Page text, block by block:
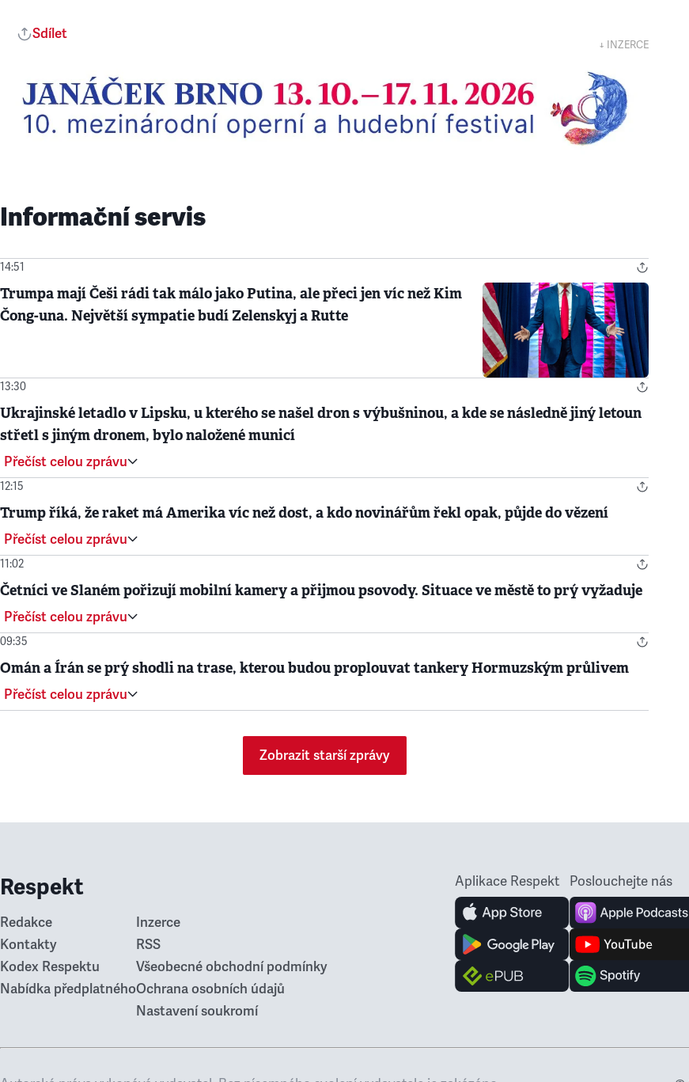
Sdílet
↓ INZERCE
Informační servis
14:51
Trumpa mají Češi rádi tak málo jako Putina, ale přeci jen víc než Kim
Čong-una. Největší sympatie budí Zelenskyj a Rutte
13:30
Ukrajinské letadlo v Lipsku, u kterého se našel dron s výbušninou, a kde se následně jiný letoun
střetl s jiným dronem, bylo naložené municí
Přečíst celou zprávu
12:15
Trump říká, že raket má Amerika víc než dost, a kdo novinářům řekl opak, půjde do vězení
Přečíst celou zprávu
11:02
Četníci ve Slaném pořizují mobilní kamery a přijmou psovody. Situace ve městě to prý vyžaduje
Přečíst celou zprávu
09:35
Omán a Írán se prý shodli na trase, kterou budou proplouvat tankery Hormuzským průlivem
Přečíst celou zprávu
Zobrazit starší zprávy
Respekt
Redakce
Kontakty
Kodex Respektu
Nabídka předplatného
Inzerce
RSS
Všeobecné obchodní podmínky
Ochrana osobních údajů
Nastavení soukromí
Aplikace Respekt Poslouchejte nás